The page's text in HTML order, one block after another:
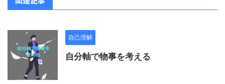
自己理解
自分軸で物事を考える